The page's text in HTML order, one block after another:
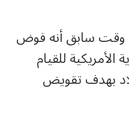
وقت سابق أنه فوض
الأمريكية للقيام
بهدف تقويض